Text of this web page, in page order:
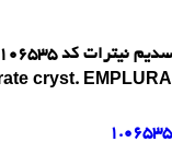
سدیم نیترات کد 106535 مرک
cryst. EMPLURA
1.06535